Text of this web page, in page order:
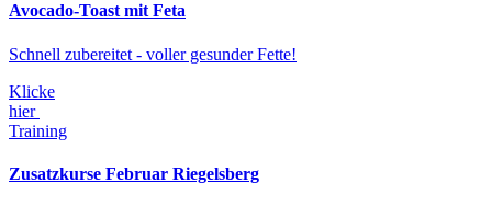
Avocado-Toast mit Feta
Schnell zubereitet - voller gesunder Fette!
Klicke
hier
Training
Zusatzkurse Februar Riegelsberg